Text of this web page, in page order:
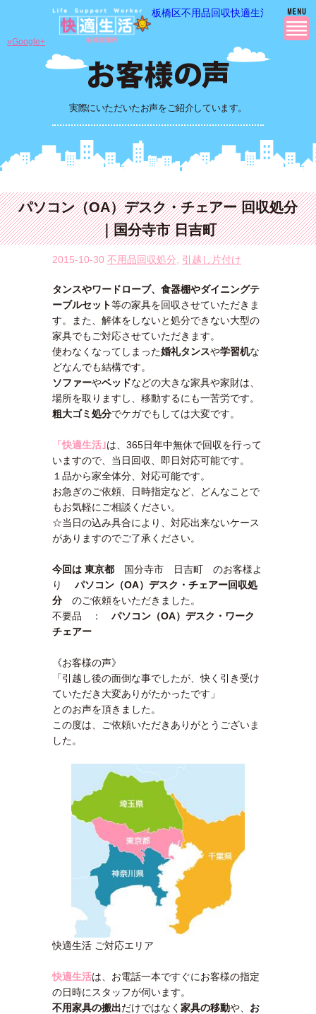
板橋区不用品回収快適生活の 不用
実際にいただいたお声をご紹介しています。
»Google+
パソコン（OA）デスク・チェアー 回収処分
｜国分寺市 日吉町
2015-10-30 不用品回収処分 引越し片付け
タンスやワードローブ、食器棚やダイニングテ
ーブルセット等の家具を回収させていただきま
す。また、解体をしないと処分できない大型の
家具でもご対応させていただきます。
使わなくなってしまった婚礼タンスや学習机な
どなんでも結構です。
ソファーやベッドなどの大きな家具や家財は、
場所を取りますし、移動するにも一苦労です。
粗大ゴミ処分でケガでもしては大変です。
「快適生活｣は、365日年中無休で回収を行って
いますので、当日回収、即日対応可能です。
１品から家全体分、対応可能です。
お急ぎのご依頼、日時指定など、どんなことで
もお気軽にご相談ください。
☆当日の込み具合により、対応出来ないケース
がありますのでご了承ください。
今回は 東京都 国分寺市 日吉町 のお客様よ
り
パソコン（OA）デスク・チェアー回収処
分 のご依頼をいただきました。
不要品 ： パソコン（OA）デスク・ワーク
チェアー
《お客様の声》
「引越し後の面倒な事でしたが、快く引き受け
ていただき大変ありがたかったです」
とのお声を頂きました。
この度は、ご依頼いただきありがとうございま
した。
快適生活 ご対応エリア
快適生活は、お電話一本ですぐにお客様の指定
の日時にスタッフが伺います。
不用家具の搬出だけではなく 家具の移動や、 お